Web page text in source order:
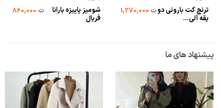
ترنچ کت بارونی دو
یقه آلی...
ت1,270,000
شومیز پاییزه بارانا
فریال
ت860,000
پیشنهاد های ما